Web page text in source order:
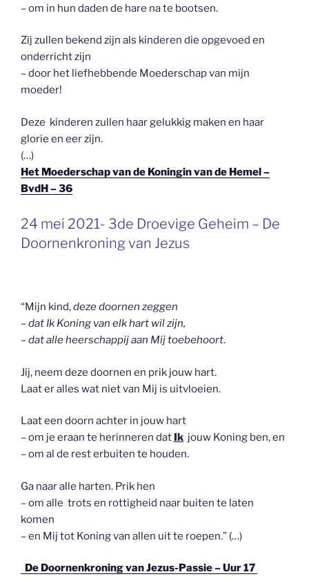
– om in hun daden de hare na te bootsen.
Zij zullen bekend zijn als kinderen die opgevoed en
onderricht zijn
– door het liefhebbende Moederschap van mijn
moeder!
Deze kinderen zullen haar gelukkig maken en haar
glorie en eer zijn.
(…)
Het Moederschap van de Koningin van de Hemel –
BvdH – 36
GEPLAATST
OP
24 mei 2021- 3de Droevige Geheim – De
Doornenkroning van Jezus
“Mijn kind,deze doornen zeggen
– dat Ik Koning van elk hart wil zijn,
–dat alle heerschappij aan Mij toebehoort.
Jij, neem deze doornen en prik jouw hart.
Laat er alles wat niet van Mij is uitvloeien.
Laat een doorn achter in jouw hart
– om je eraan te herinneren dat Ik jouw Koning ben, en
– om al de rest erbuiten te houden.
Ga naar alle harten. Prik hen
– om alle trots en rottigheid naar buiten te laten
komen
– en Mij tot Koning van allen uit te roepen.” (…)
De Doornenkroning van Jezus-Passie – Uur 17